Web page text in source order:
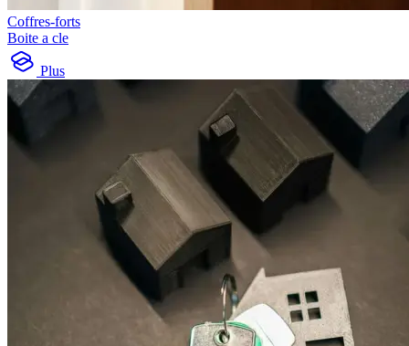
Coffres-forts
Boite a cle
Plus